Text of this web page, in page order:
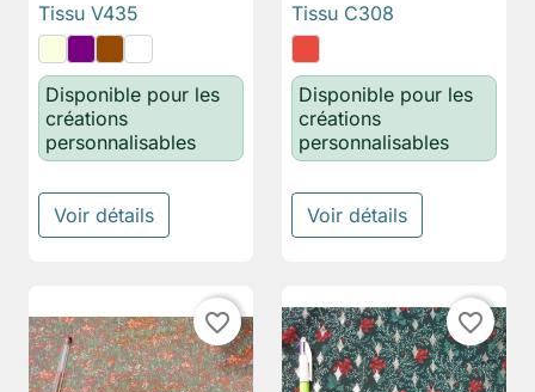
Tissu V435
Disponible pour les
créations
personnalisables
Voir détails
Tissu C308
Disponible pour les
créations
personnalisables
Voir détails
favorite_border favorite_border